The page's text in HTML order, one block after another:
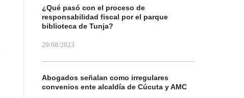
¿Qué pasó con el proceso de
responsabilidad fiscal por el parque
biblioteca de Tunja?
29/08/2023
Abogados señalan como irregulares
convenios ente alcaldía de Cúcuta y AMC